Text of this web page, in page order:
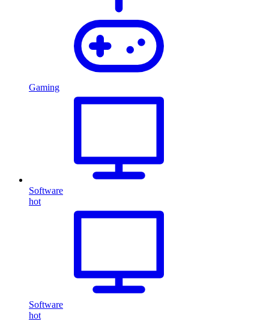
Gaming
Software
hot
Software
hot